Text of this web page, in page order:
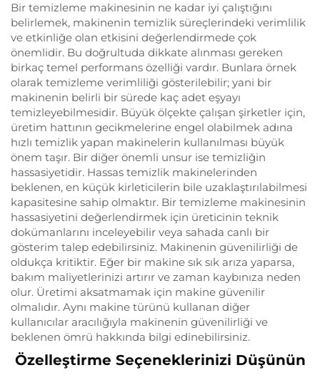
Bir temizleme makinesinin ne kadar iyi çalıştığını
belirlemek, makinenin temizlik süreçlerindeki verimlilik
ve etkinliğe olan etkisini değerlendirmede çok
önemlidir. Bu doğrultuda dikkate alınması gereken
birkaç temel performans özelliği vardır. Bunlara örnek
olarak temizleme verimliliği gösterilebilir; yani bir
makinenin belirli bir sürede kaç adet eşyayı
temizleyebilmesidir. Büyük ölçekte çalışan şirketler için,
üretim hattının gecikmelerine engel olabilmek adına
hızlı temizlik yapan makinelerin kullanılması büyük
önem taşır. Bir diğer önemli unsur ise temizliğin
hassasiyetidir. Hassas temizlik makinelerinden
beklenen, en küçük kirleticilerin bile uzaklaştırılabilmesi
kapasitesine sahip olmaktır. Bir temizleme makinesinin
hassasiyetini değerlendirmek için üreticinin teknik
dokümanlarını inceleyebilir veya sahada canlı bir
gösterim talep edebilirsiniz. Makinenin güvenilirliği de
oldukça kritiktir. Eğer bir makine sık sık arıza yaparsa,
bakım maliyetlerinizi artırır ve zaman kaybınıza neden
olur. Üretimi aksatmamak için makine güvenilir
olmalıdır. Aynı makine türünü kullanan diğer
kullanıcılar aracılığıyla makinenin güvenilirliği ve
beklenen ömrü hakkında bilgi edinebilirsiniz.
Özelleştirme Seçeneklerinizi Düşünün